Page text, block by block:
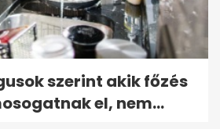
szerint akik főzés
el, nem...